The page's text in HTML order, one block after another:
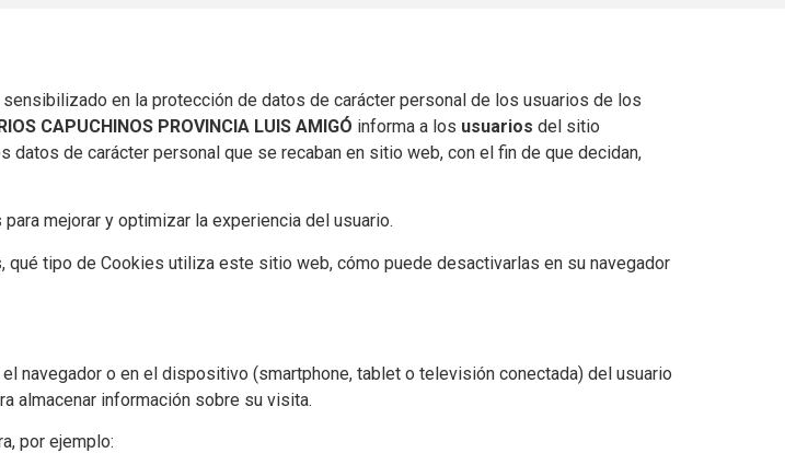
en la protección de datos de carácter personal de los usuarios de los
CAPUCHINOS PROVINCIA LUIS AMIGÓ informa a los usuarios del sitio
datos de carácter personal que se recaban en sitio web, con el fin de que decidan,
mejorar y optimizar la experiencia del usuario.
tipo de Cookies utiliza este sitio web, cómo puede desactivarlas en su navegador
navegador o en el dispositivo (smartphone, tablet o televisión conectada) del usuario
almacenar información sobre su visita.
por ejemplo: